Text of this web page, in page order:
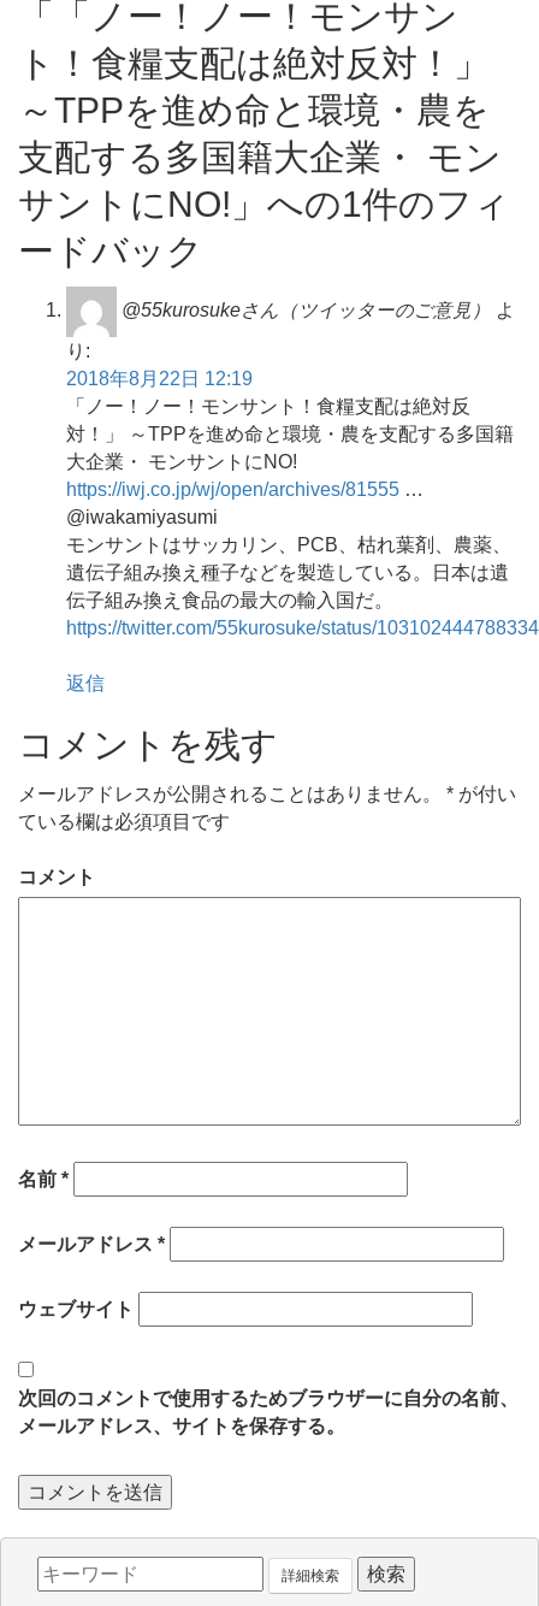
「「ノー！ノー！モンサン
ト！食糧支配は絶対反対！」
～TPPを進め命と環境・農を
支配する多国籍大企業・ モン
サントにNO!」への1件のフィ
ードバック
@55kurosukeさん（ツイッターのご意見）
よ
り:
2018年8月22日 12:19
「ノー！ノー！モンサント！食糧支配は絶対反
対！」 ～TPPを進め命と環境・農を支配する多国籍
大企業・ モンサントにNO!
https://iwj.co.jp/wj/open/archives/81555 …
@iwakamiyasumi
モンサントはサッカリン、PCB、枯れ葉剤、農薬、
遺伝子組み換え種子などを製造している。日本は遺
伝子組み換え食品の最大の輸入国だ。
https://twitter.com/55kurosuke/status/
返信
コメントを残す
メールアドレスが公開されることはありません。 * が付い
ている欄は必須項目です
コメント
名前 *
メールアドレス *
ウェブサイト
次回のコメントで使用するためブラウザーに自分の名前、
メールアドレス、サイトを保存する。
詳細検索